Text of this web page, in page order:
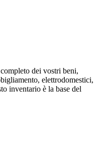
dei vostri beni,
elettrodomestici,
inventario è la base del